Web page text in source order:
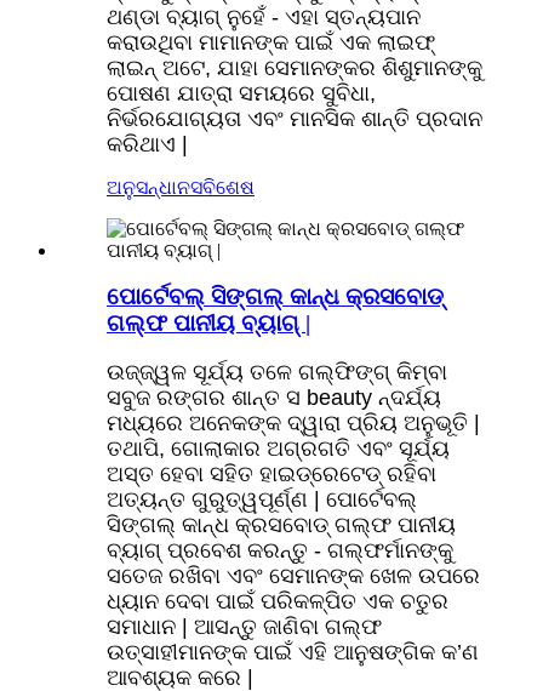
ଥଣ୍ଡା ବ୍ୟାଗ୍ ନୁହେଁ - ଏହା ସ୍ତନ୍ୟପାନ
କରାଉଥିବା ମାମାନଙ୍କ ପାଇଁ ଏକ ଲାଇଫ୍
ଲାଇନ୍ ଅଟେ, ଯାହା ସେମାନଙ୍କର ଶିଶୁମାନଙ୍କୁ
ପୋଷଣ ଯାତ୍ରା ସମୟରେ ସୁବିଧା,
ନିର୍ଭରଯୋଗ୍ୟତା ଏବଂ ମାନସିକ ଶାନ୍ତି ପ୍ରଦାନ
କରିଥାଏ |
ଅନୁସନ୍ଧାନସବିଶେଷ
ପୋର୍ଟେବଲ୍ ସିଙ୍ଗଲ୍ କାନ୍ଧ କ୍ରସବୋଡ୍
ଗଲ୍ଫ ପାନୀୟ ବ୍ୟାଗ୍ |
ଉଜ୍ଜ୍ୱଳ ସୂର୍ଯ୍ୟ ତଳେ ଗଲ୍ଫିଙ୍ଗ୍ କିମ୍ବା
ସବୁଜ ରଙ୍ଗର ଶାନ୍ତ ସ beauty ନ୍ଦର୍ଯ୍ୟ
ମଧ୍ୟରେ ଅନେକଙ୍କ ଦ୍ୱାରା ପ୍ରିୟ ଅନୁଭୂତି |
ତଥାପି, ଗୋଲାକାର ଅଗ୍ରଗତି ଏବଂ ସୂର୍ଯ୍ୟ
ଅସ୍ତ ହେବା ସହିତ ହାଇଡ୍ରେଟେଡ୍ ରହିବା
ଅତ୍ୟନ୍ତ ଗୁରୁତ୍ୱପୂର୍ଣ୍ଣ | ପୋର୍ଟେବଲ୍
ସିଙ୍ଗଲ୍ କାନ୍ଧ କ୍ରସବୋଡ୍ ଗଲ୍ଫ ପାନୀୟ
ବ୍ୟାଗ୍ ପ୍ରବେଶ କରନ୍ତୁ - ଗଲ୍ଫର୍ମାନଙ୍କୁ
ସତେଜ ରଖିବା ଏବଂ ସେମାନଙ୍କ ଖେଳ ଉପରେ
ଧ୍ୟାନ ଦେବା ପାଇଁ ପରିକଳ୍ପିତ ଏକ ଚତୁର
ସମାଧାନ | ଆସନ୍ତୁ ଜାଣିବା ଗଲ୍ଫ
ଉତ୍ସାହୀମାନଙ୍କ ପାଇଁ ଏହି ଆନୁଷଙ୍ଗିକ କ’ଣ
ଆବଶ୍ୟକ କରେ |